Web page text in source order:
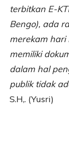
terbitkan E-
Bengo), ada
merekam hari
memiliki
dalam hal
publik tidak
S.H,. (Yusri)